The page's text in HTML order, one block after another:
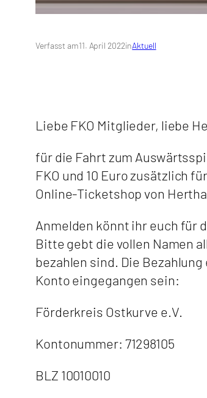
Verfasst am11. April 2022inAktuell
Liebe FKO Mitglieder, liebe
für die Fahrt zum
FKO und 10 Euro zusätzlich
Online-Ticketshop von Hertha
Anmelden könnt ihr euch für
Bitte gebt die vollen Namen
bezahlen sind. Die
Konto eingegangen sein:
Förderkreis Ostkurve e.V.
Kontonummer: 71298105
BLZ 10010010